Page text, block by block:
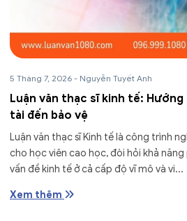
5 Tháng 7, 2026 - Nguyễn Tuyết Anh
Luận văn thạc sĩ kinh tế:
tài đến bảo vệ
Luận văn thạc sĩ Kinh tế là công trình
cho học viên cao học, đòi hỏi khả
vấn đề kinh tế ở cả cấp độ vĩ mô và vi...
Xem thêm